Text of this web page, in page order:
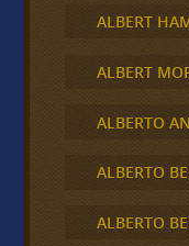
ALBERT
ALBERT
ALBERTO
ALBERTO
ALBERTO